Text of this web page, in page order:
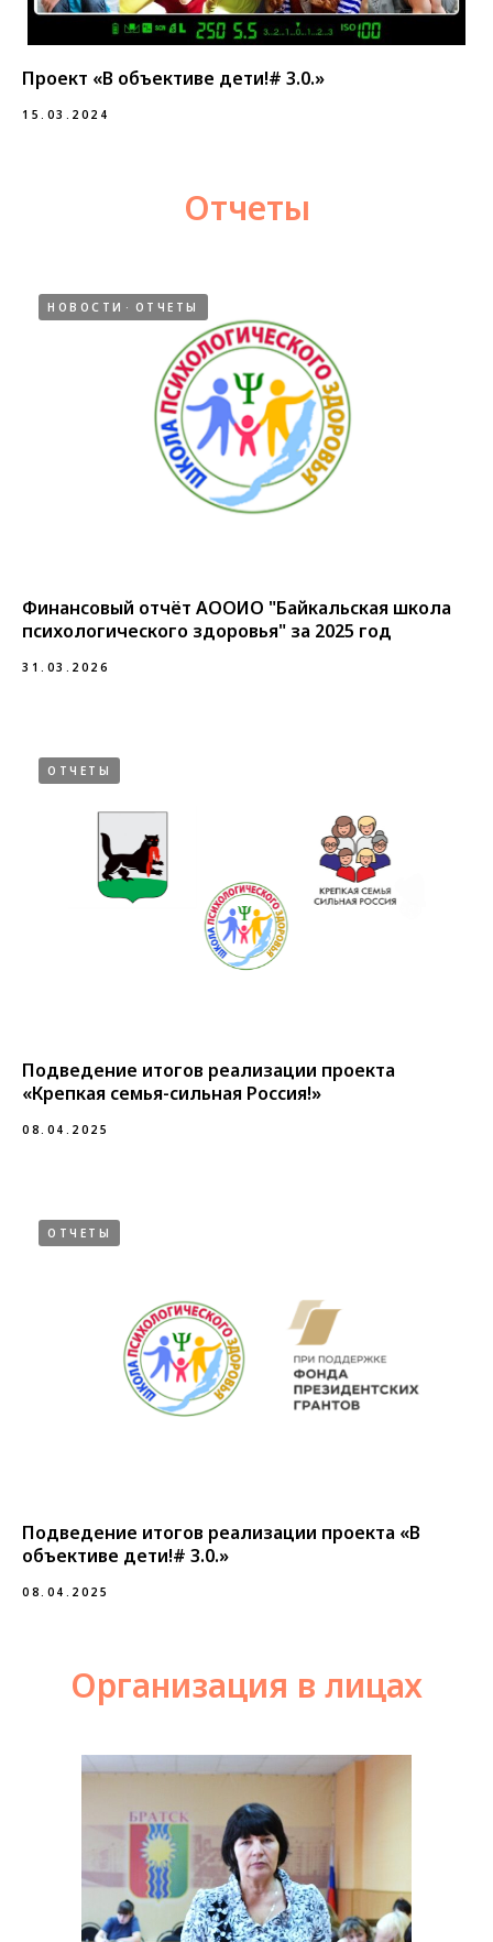
Проект «В объективе дети!# 3.0.»
15.03.2024
Отчеты
НОВОСТИ ОТЧЕТЫ
Финансовый отчёт АООИО "Байкальская школа
психологического здоровья" за 2025 год
31.03.2026
ОТЧЕТЫ
Подведение итогов реализации проекта
«Крепкая семья-сильная Россия!»
08.04.2025
ОТЧЕТЫ
Подведение итогов реализации проекта «В
объективе дети!# 3.0.»
08.04.2025
Организация в лицах